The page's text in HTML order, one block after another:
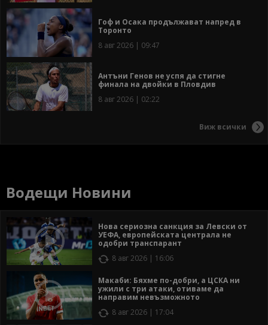
Гоф и Осака продължават напред в
Торонто
8 авг 2026 | 09:47
Антъни Генов не успя да стигне
финала на двойки в Пловдив
8 авг 2026 | 02:22
Виж всички
Водещи Новини
Нова сериозна санкция за Левски от
УЕФА, европейската централа не
одобри транспарант
8 авг 2026 | 16:06
Макаби: Бяхме по-добри, а ЦСКА ни
ужили с три атаки, отиваме да
направим невъзможното
8 авг 2026 | 17:04